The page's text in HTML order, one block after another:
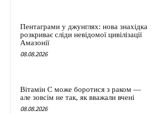
Пентаграми у джунглях: нова знахідка
розкриває сліди невідомої цивілізації
Амазонії
08.08.2026
Вітамін C може боротися з раком —
але зовсім не так, як вважали вчені
08.08.2026